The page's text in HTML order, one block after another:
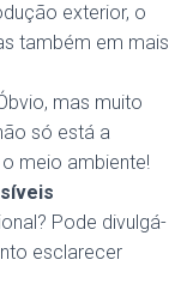
exterior, o
também em mais
mas muito
só está a
meio ambiente!
Pode divulgá-
esclarecer